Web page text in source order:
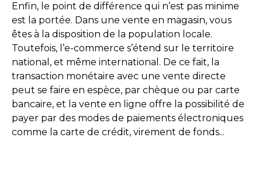
Enfin, le point de différence qui n’est pas minime
est la portée. Dans une vente en magasin, vous
êtes à la disposition de la population locale.
Toutefois, l’e-commerce s’étend sur le territoire
national, et même international. De ce fait, la
transaction monétaire avec une vente directe
peut se faire en espèce, par chèque ou par carte
bancaire, et la vente en ligne offre la possibilité de
payer par des modes de paiements électroniques
comme la carte de crédit, virement de fonds...